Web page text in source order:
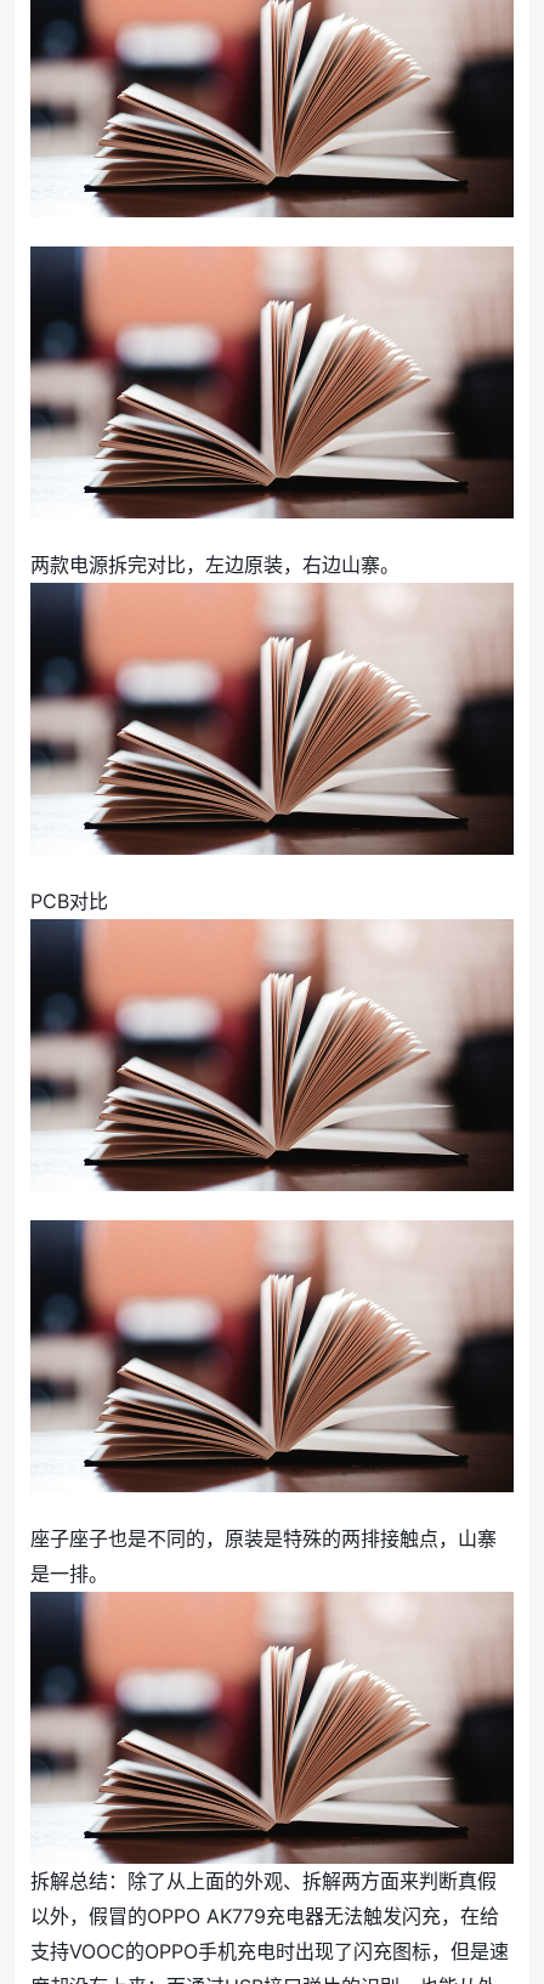
两款电源拆完对比，左边原装，右边山寨。
PCB对比
座子座子也是不同的，原装是特殊的两排接触点，山寨
是一排。
拆解总结：除了从上面的外观、拆解两方面来判断真假
以外，假冒的OPPO AK779充电器无法触发闪充，在给
支持VOOC的OPPO手机充电时出现了闪充图标，但是速